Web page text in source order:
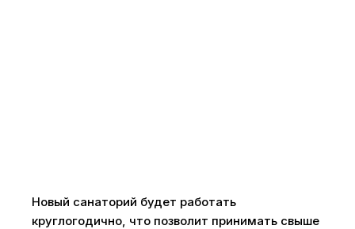
Новый санаторий будет работать
круглогодично, что позволит принимать свыше